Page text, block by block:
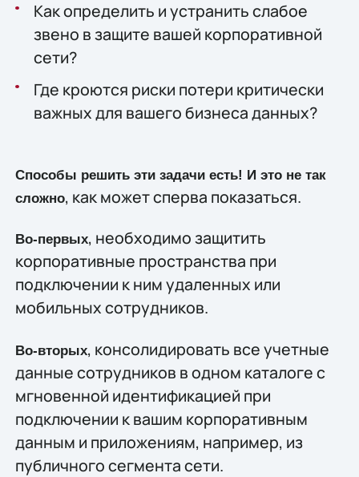
Как определить и устранить слабое
звено в защите вашей корпоративной
сети?
Где кроются риски потери критически
важных для вашего бизнеса данных?
Способы решить эти задачи есть! И это не так
сложно, как может сперва показаться.
Во-первых, необходимо защитить
корпоративные пространства при
подключении к ним удаленных или
мобильных сотрудников.
Во-вторых, консолидировать все учетные
данные сотрудников в одном каталоге с
мгновенной идентификацией при
подключении к вашим корпоративным
данным и приложениям, например, из
публичного сегмента сети.